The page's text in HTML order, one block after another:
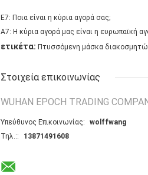
Ε7: Ποια είναι η κύρια αγορά σας;
A7: Η κύρια αγορά μας είναι η ευρωπαϊκή
ετικέτα: Πτυσσόμενη μάσκα
Στοιχεία επικοινωνίας
WUHAN EPOCH TRADING
Υπεύθυνος Επικοινωνίας:
wolffwang
Τηλ.::
13871491608